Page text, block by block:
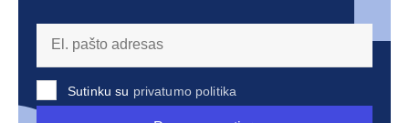
Sutinku su privatumo politika